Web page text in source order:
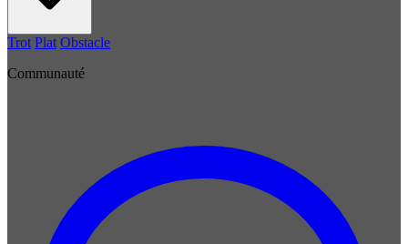
Trot Plat Obstacle
Communauté